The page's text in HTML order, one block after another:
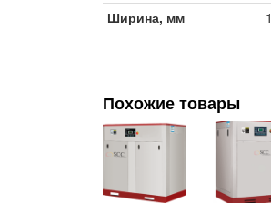
Ширина, мм
Похожие товары